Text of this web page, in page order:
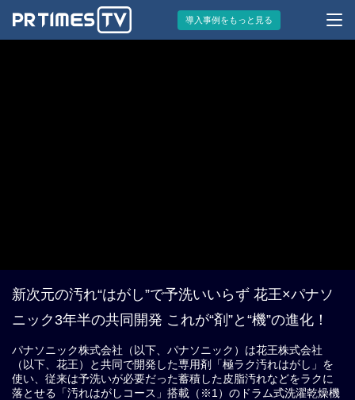
導入事例をもっと見る
新次元の汚れ“はがし”で予洗いいらず 花王×パナソ
ニック3年半の共同開発 これが“剤”と“機”の進化！
パナソニック株式会社（以下、パナソニック）は花王株式会社
（以下、花王）と共同で開発した専用剤「極ラク汚れはがし」を
使い、従来は予洗いが必要だった蓄積した皮脂汚れなどをラクに
落とせる「汚れはがしコース」搭載（※1）のドラム式洗濯乾燥機